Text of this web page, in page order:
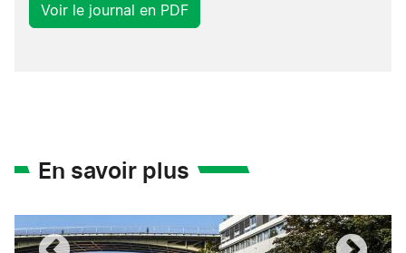
Voir le journal en PDF
En savoir plus